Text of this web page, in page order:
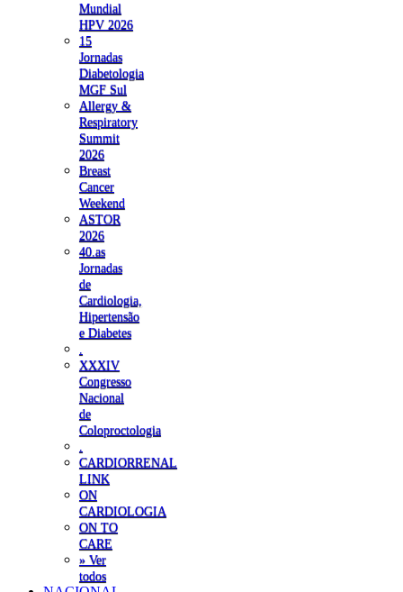
Mundial
HPV 2026
15
Jornadas
Diabetologia
MGF Sul
Allergy &
Respiratory
Summit
2026
Breast
Cancer
Weekend
ASTOR
2026
40.as
Jornadas
de
Cardiologia,
Hipertensão
e Diabetes
XXXIV
Congresso
Nacional
de
Coloproctologia
CARDIORRENAL
LINK
ON
CARDIOLOGIA
ON TO
CARE
» Ver
todos